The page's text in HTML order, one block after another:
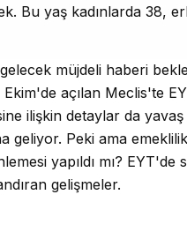
Bu yaş kadınlarda 38,
müjdeli haberi
açılan Meclis'te
ilişkin detaylar da
geliyor. Peki ama
yapıldı mı? EYT'de
gelişmeler.